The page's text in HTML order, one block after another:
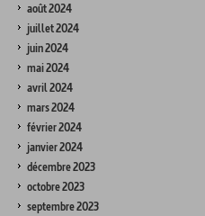
août 2024
juillet 2024
juin 2024
mai 2024
avril 2024
mars 2024
février 2024
janvier 2024
décembre 2023
octobre 2023
septembre 2023